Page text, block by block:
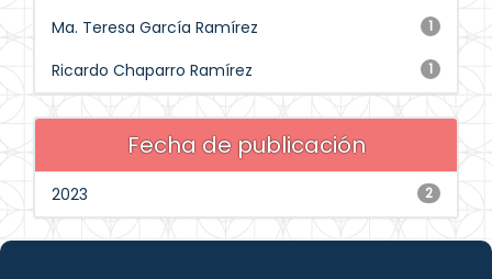
1
Ma. Teresa García Ramírez
1
Ricardo Chaparro Ramírez
Fecha de publicación
2
2023